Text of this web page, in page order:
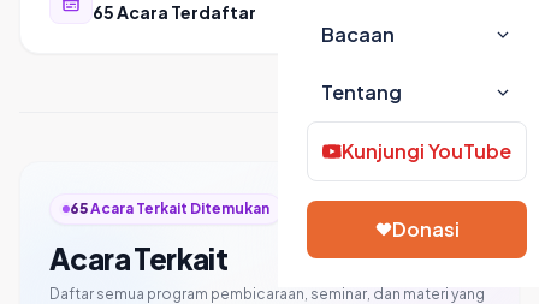
Bacaan
Tentang
Kunjungi YouTube
Donasi
65 Acara Terdaftar
65Acara Terkait Ditemukan
Acara Terkait
Daftar semua program pembicaraan, seminar, dan materi yang